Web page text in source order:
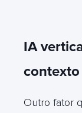
IA
contexto
Outro fator